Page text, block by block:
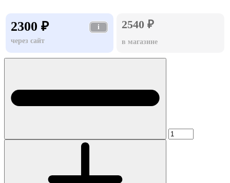
2300 ₽
i
через сайт
2540 ₽
в магазине